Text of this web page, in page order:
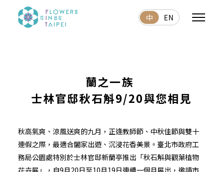
中 EN
蘭之一族
士林官邸秋石斛9/20與您相見
秋高氣爽、涼風送爽的九月，正逢教師節、中秋佳節與雙十
連假之際，最適合闔家出遊、沉浸花香美景。臺北市政府工
務局公園處特別於士林官邸新蘭亭推出「秋石斛與觀葉植物
花卉展」，自9月20日至10月19日連續一個月展出，邀請市